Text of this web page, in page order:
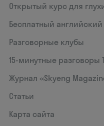
Открытый курс для
Бесплатный английский
Разговорные клубы
15‑минутные разговоры
Журнал «Skyeng
Статьи
Карта сайта